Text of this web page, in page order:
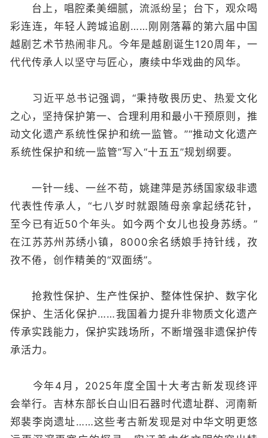
台上，唱腔柔美细腻，流派纷呈；台下，观众喝
彩连连，年轻人跨城追剧……刚刚落幕的第六届中国
越剧艺术节热闹非凡。今年是越剧诞生120周年，一
代代传承人以坚守与匠心，赓续中华戏曲的风华。
习近平总书记强调，“秉持敬畏历史、热爱文化
之心，坚持保护第一、合理利用和最小干预原则，推
动文化遗产系统性保护和统一监管。”“推动文化遗产
系统性保护和统一监管”写入“十五五”规划纲要。
一针一线、一丝不苟，姚建萍是苏绣国家级非遗
代表性传承人，“七八岁时就跟随母亲拿起绣花针，
至今已有近50个年头。如今两个女儿也投身苏绣。”
在江苏苏州苏绣小镇，8000余名绣娘手持针线，孜
孜不倦，创作精美的“双面绣”。
抢救性保护、生产性保护、整体性保护、数字化
保护、生活化保护……我国着力提升非物质文化遗产
传承实践能力，保护实践场所，不断增强非遗保护传
承活力。
今年4月，2025年度全国十大考古新发现终评
会举行。吉林东部长白山旧石器时代遗址群、河南新
郑裴李岗遗址……这些考古新发现是对中华文明更悠